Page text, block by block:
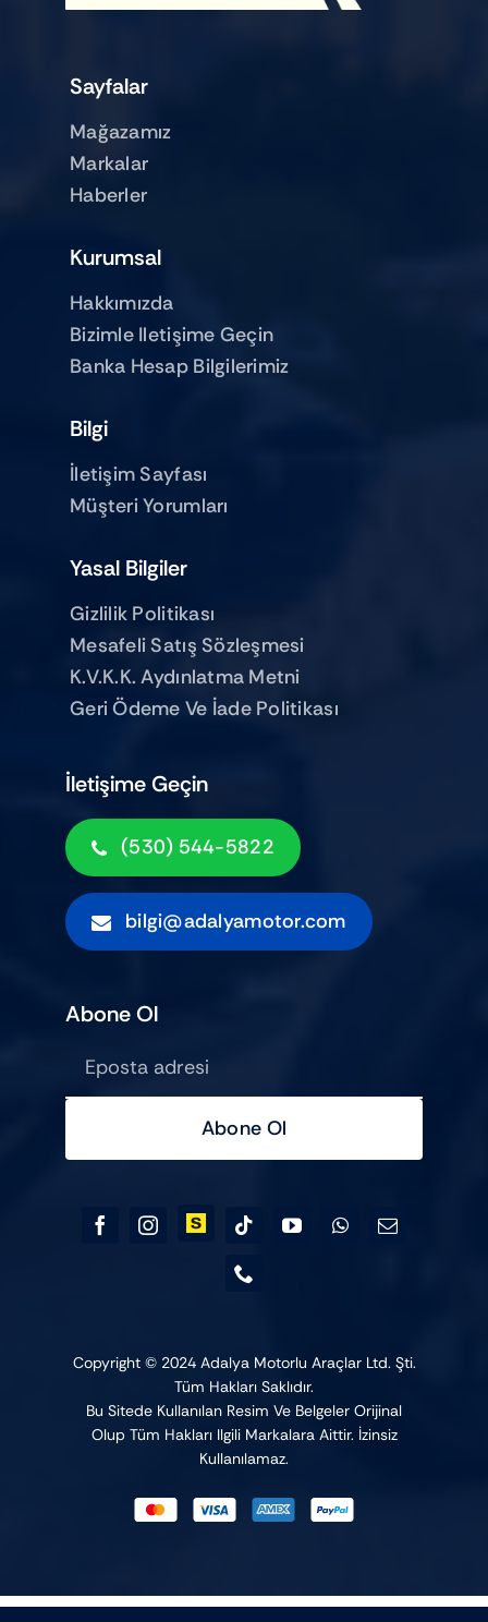
Sayfalar
Mağazamız
Markalar
Haberler
Kurumsal
Hakkımızda
Bizimle Iletişime Geçin
Banka Hesap Bilgilerimiz
İletişime Geçin
(530) 544-5822
bilgi@adalyamotor.com
Bilgi
İletişim Sayfası
Müşteri Yorumları
Yasal Bilgiler
Gizlilik Politikası
Mesafeli Satış Sözleşmesi
K.V.K.K. Aydınlatma Metni
Geri Ödeme Ve İade Politikası
Abone Ol
Abone Ol
Copyright © 2024 Adalya Motorlu Araçlar Ltd. Şti.
Tüm Hakları Saklıdır.
Bu Sitede Kullanılan Resim Ve Belgeler Orijinal
Olup Tüm Hakları Ilgili Markalara Aittir. İzinsiz
Kullanılamaz.